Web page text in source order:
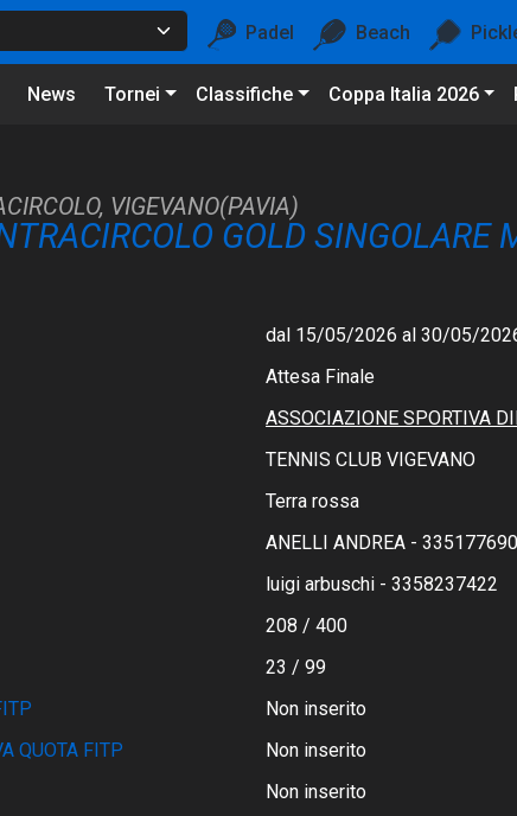
Padel Beach
News Tornei Classifiche Coppa Italia 2026
VIGEVANO(PAVIA)
GOLD SINGOLARE
dal 15/05/2026 al 30/05/
Attesa Finale
ASSOCIAZIONE SPORTIVA
TENNIS CLUB VIGEVANO
Terra rossa
ANELLI ANDREA -
luigi arbuschi - 3358237422
208 / 400
23 / 99
Non inserito
QUOTA FITP
Non inserito
Non inserito